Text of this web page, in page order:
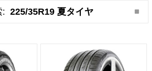
: 225/35R19 夏タイヤ